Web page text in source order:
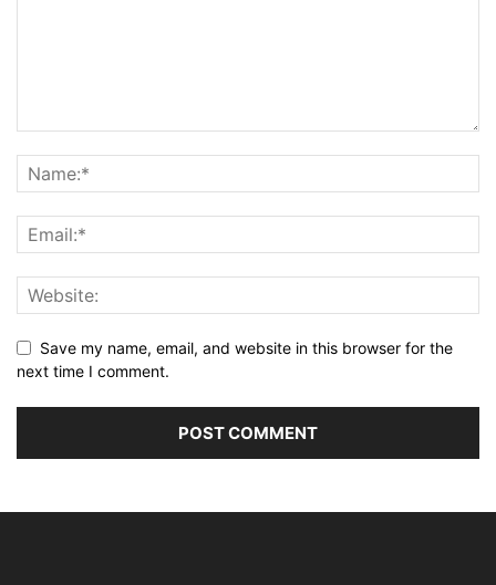
Save my name, email, and website in this browser for the
next time I comment.